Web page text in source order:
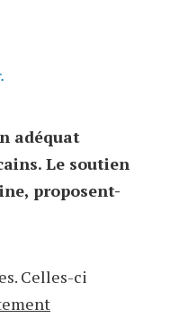
adéquat
Le soutien
proposent-
Celles-ci